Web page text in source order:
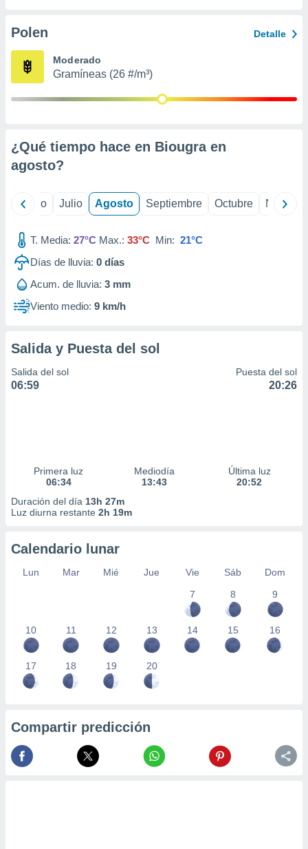
e
mediante
publicidad
publicidad
de
Polen Detalle
Moderado
Gramíneas (26 #/m³)
¿Qué tiempo hace en Biougra en
agosto?
Junio Julio Agosto Septiembre Octubre
T. Media: 27°C Max.: 33°C Min: 21°C
Días de lluvia: 0 días
Acum. de lluvia: 3 mm
Viento medio: 9 km/h
Salida y Puesta del sol
Salida del sol
06:59
Puesta del sol
20:26
Primera luz
06:34
Mediodía
13:43
Última luz
20:52
Duración del día 13h 27m
Luz diurna restante 2h 19m
Calendario lunar
Lun Mar Mié Jue Vie Sáb
Dom
7
8 9
10 11 12 13 14 15 16
17 18 19 20
Compartir predicción